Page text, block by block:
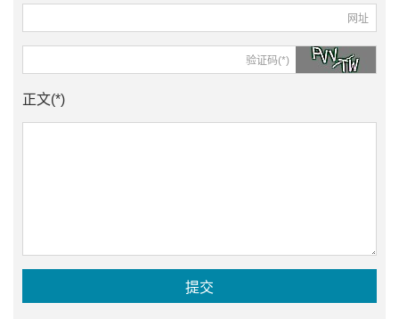
网址
验证码(*)
正文(*)